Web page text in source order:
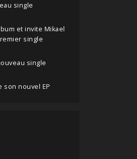
single
et invite Mikael
single
single
son nouvel EP